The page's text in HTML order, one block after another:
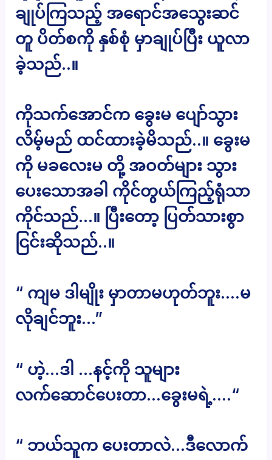
ချုပ်ကြသည့် အရောင်အသွေးဆင်
တူ ပိတ်စကို နှစ်စုံ မှာချုပ်ပြီး ယူလာ
ခဲ့သည်..။
ကိုသက်အောင်က ခွေးမ ပျော်သွား
လိမ့်မည် ထင်ထားခဲ့မိသည်..။ ခွေးမ
ကို မခလေးမ တို့ အဝတ်များ သွား
ပေးသောအခါ ကိုင်တွယ်ကြည့်ရုံသာ
ကိုင်သည်…။ ပြီးတော့ ပြတ်သားစွာ
ငြင်းဆိုသည်..။
“ ကျမ ဒါမျိုး မှာတာမဟုတ်ဘူး….မ
လိုချင်ဘူး…”
“ ဟဲ့…ဒါ …နင့်ကို သူများ
လက်ဆောင်ပေးတာ…ခွေးမရဲ့….“
“ ဘယ်သူက ပေးတာလဲ…ဒီလောက်